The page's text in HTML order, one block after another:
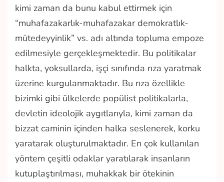
kimi zaman da bunu kabul ettirmek için
“muhafazakarlık-muhafazakar demokratlık-
mütedeyyinlik” vs. adı altında topluma empoze
edilmesiyle gerçekleşmektedir. Bu politikalar
halkta, yoksullarda, işçi sınıfında rıza yaratmak
üzerine kurgulanmaktadır. Bu rıza özellikle
bizimki gibi ülkelerde popülist politikalarla,
devletin ideolojik aygıtlarıyla, kimi zaman da
bizzat caminin içinden halka seslenerek, korku
yaratarak oluşturulmaktadır. En çok kullanılan
yöntem çeşitli odaklar yaratılarak insanların
kutuplaştırılması, muhakkak bir ötekinin